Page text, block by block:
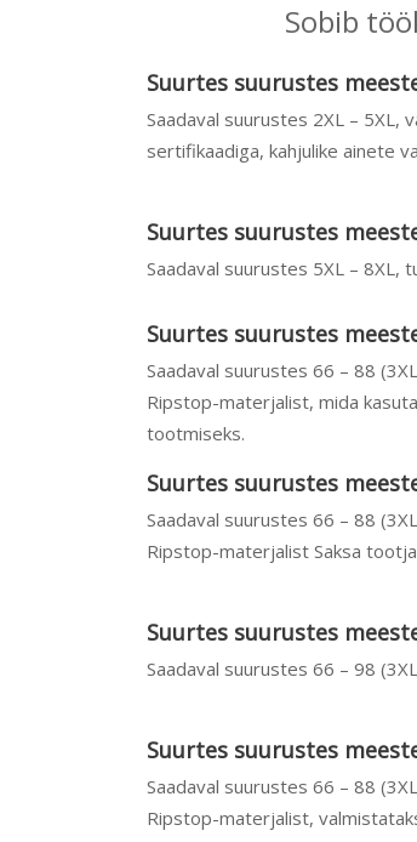
Sobib
Suurtes suurustes
Saadaval suurustes 2XL –
sertifikaadiga, kahjulike ainete
Suurtes suurustes
Saadaval suurustes 5XL – 8XL,
Suurtes suurustes
Saadaval suurustes 66 – 88
Ripstop-materjalist, mida
tootmiseks.
Suurtes suurustes
Saadaval suurustes 66 – 88
Ripstop-materjalist Saksa
Suurtes suurustes
Saadaval suurustes 66 – 98
Suurtes suurustes
Saadaval suurustes 66 – 88
Ripstop-materjalist,